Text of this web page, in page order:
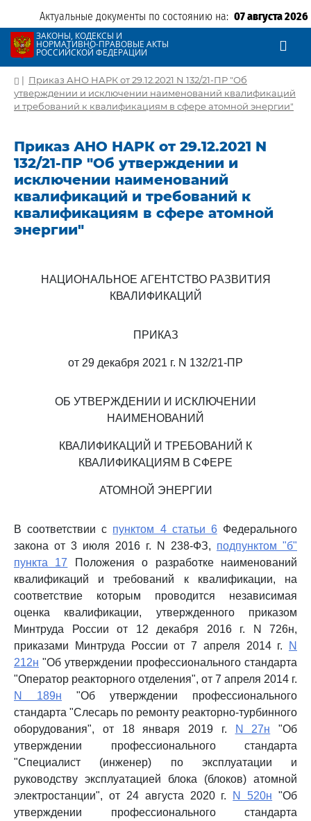
Актуальные документы по состоянию на: 07 августа 2026
ЗАКОНЫ, КОДЕКСЫ И
НОРМАТИВНО-ПРАВОВЫЕ АКТЫ
РОССИЙСКОЙ ФЕДЕРАЦИИ
| Приказ АНО НАРК от 29.12.2021 N 132/21-ПР "Об
утверждении и исключении наименований квалификаций
и требований к квалификациям в сфере атомной энергии"
Приказ АНО НАРК от 29.12.2021 N
132/21-ПР "Об утверждении и
исключении наименований
квалификаций и требований к
квалификациям в сфере атомной
энергии"
НАЦИОНАЛЬНОЕ АГЕНТСТВО РАЗВИТИЯ
КВАЛИФИКАЦИЙ
ПРИКАЗ
от 29 декабря 2021 г. N 132/21-ПР
ОБ УТВЕРЖДЕНИИ И ИСКЛЮЧЕНИИ
НАИМЕНОВАНИЙ
КВАЛИФИКАЦИЙ И ТРЕБОВАНИЙ К
КВАЛИФИКАЦИЯМ В СФЕРЕ
АТОМНОЙ ЭНЕРГИИ
В соответствии с пунктом 4 статьи 6Федерального
закона от 3 июля 2016 г. N 238-ФЗ, подпунктом "б"
пункта 17 Положения о разработке наименований
квалификаций и требований к квалификации, на
соответствие которым проводится независимая
оценка квалификации, утвержденного приказом
Минтруда России от 12 декабря 2016 г. N 726н,
приказами Минтруда России от 7 апреля 2014 г.
N
212н "Об утверждении профессионального стандарта
"Оператор реакторного отделения", от 7 апреля 2014 г.
N 189н "Об утверждении профессионального
стандарта "Слесарь по ремонту реакторно-турбинного
оборудования", от 18 января 2019 г.
N 27н "Об
утверждении профессионального стандарта
"Специалист (инженер) по эксплуатации и
руководству эксплуатацией блока (блоков) атомной
электростанции", от 24 августа 2020 г.
N 520н "Об
утверждении профессионального стандарта